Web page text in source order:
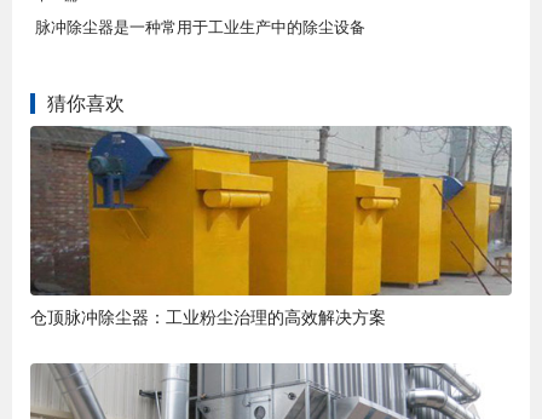
脉冲除尘器是一种常用于工业生产中的除尘设备
猜你喜欢
仓顶脉冲除尘器：工业粉尘治理的高效解决方案